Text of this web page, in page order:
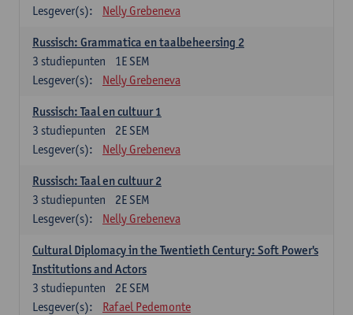
Lesgever(s):
Nelly Grebeneva
Russisch: Grammatica en taalbeheersing 2
1E SEM
3 studiepunten
Lesgever(s):
Nelly Grebeneva
Russisch: Taal en cultuur 1
2E SEM
3 studiepunten
Lesgever(s):
Nelly Grebeneva
Russisch: Taal en cultuur 2
2E SEM
3 studiepunten
Lesgever(s):
Nelly Grebeneva
Cultural Diplomacy in the Twentieth Century: Soft Power's
Institutions and Actors
2E SEM
3 studiepunten
Lesgever(s):
Rafael Pedemonte